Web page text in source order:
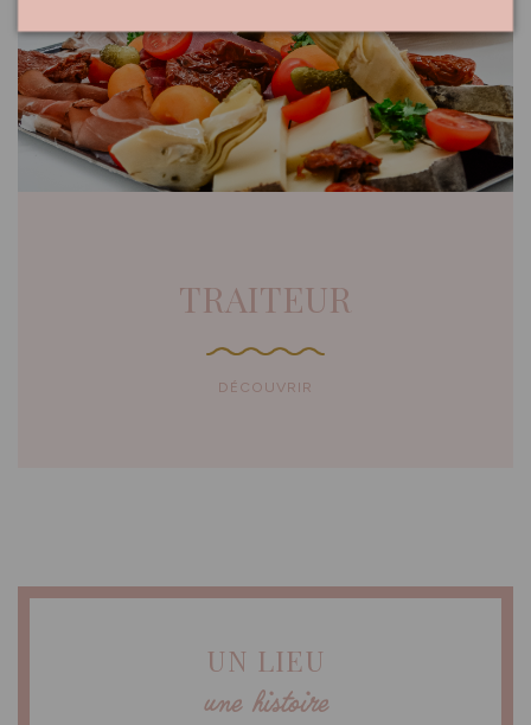
TRAITEUR
DÉCOUVRIR
UN LIEU
une histoire